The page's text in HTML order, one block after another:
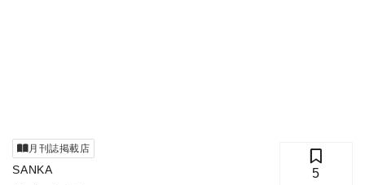
月刊誌掲載店
SANKA 5